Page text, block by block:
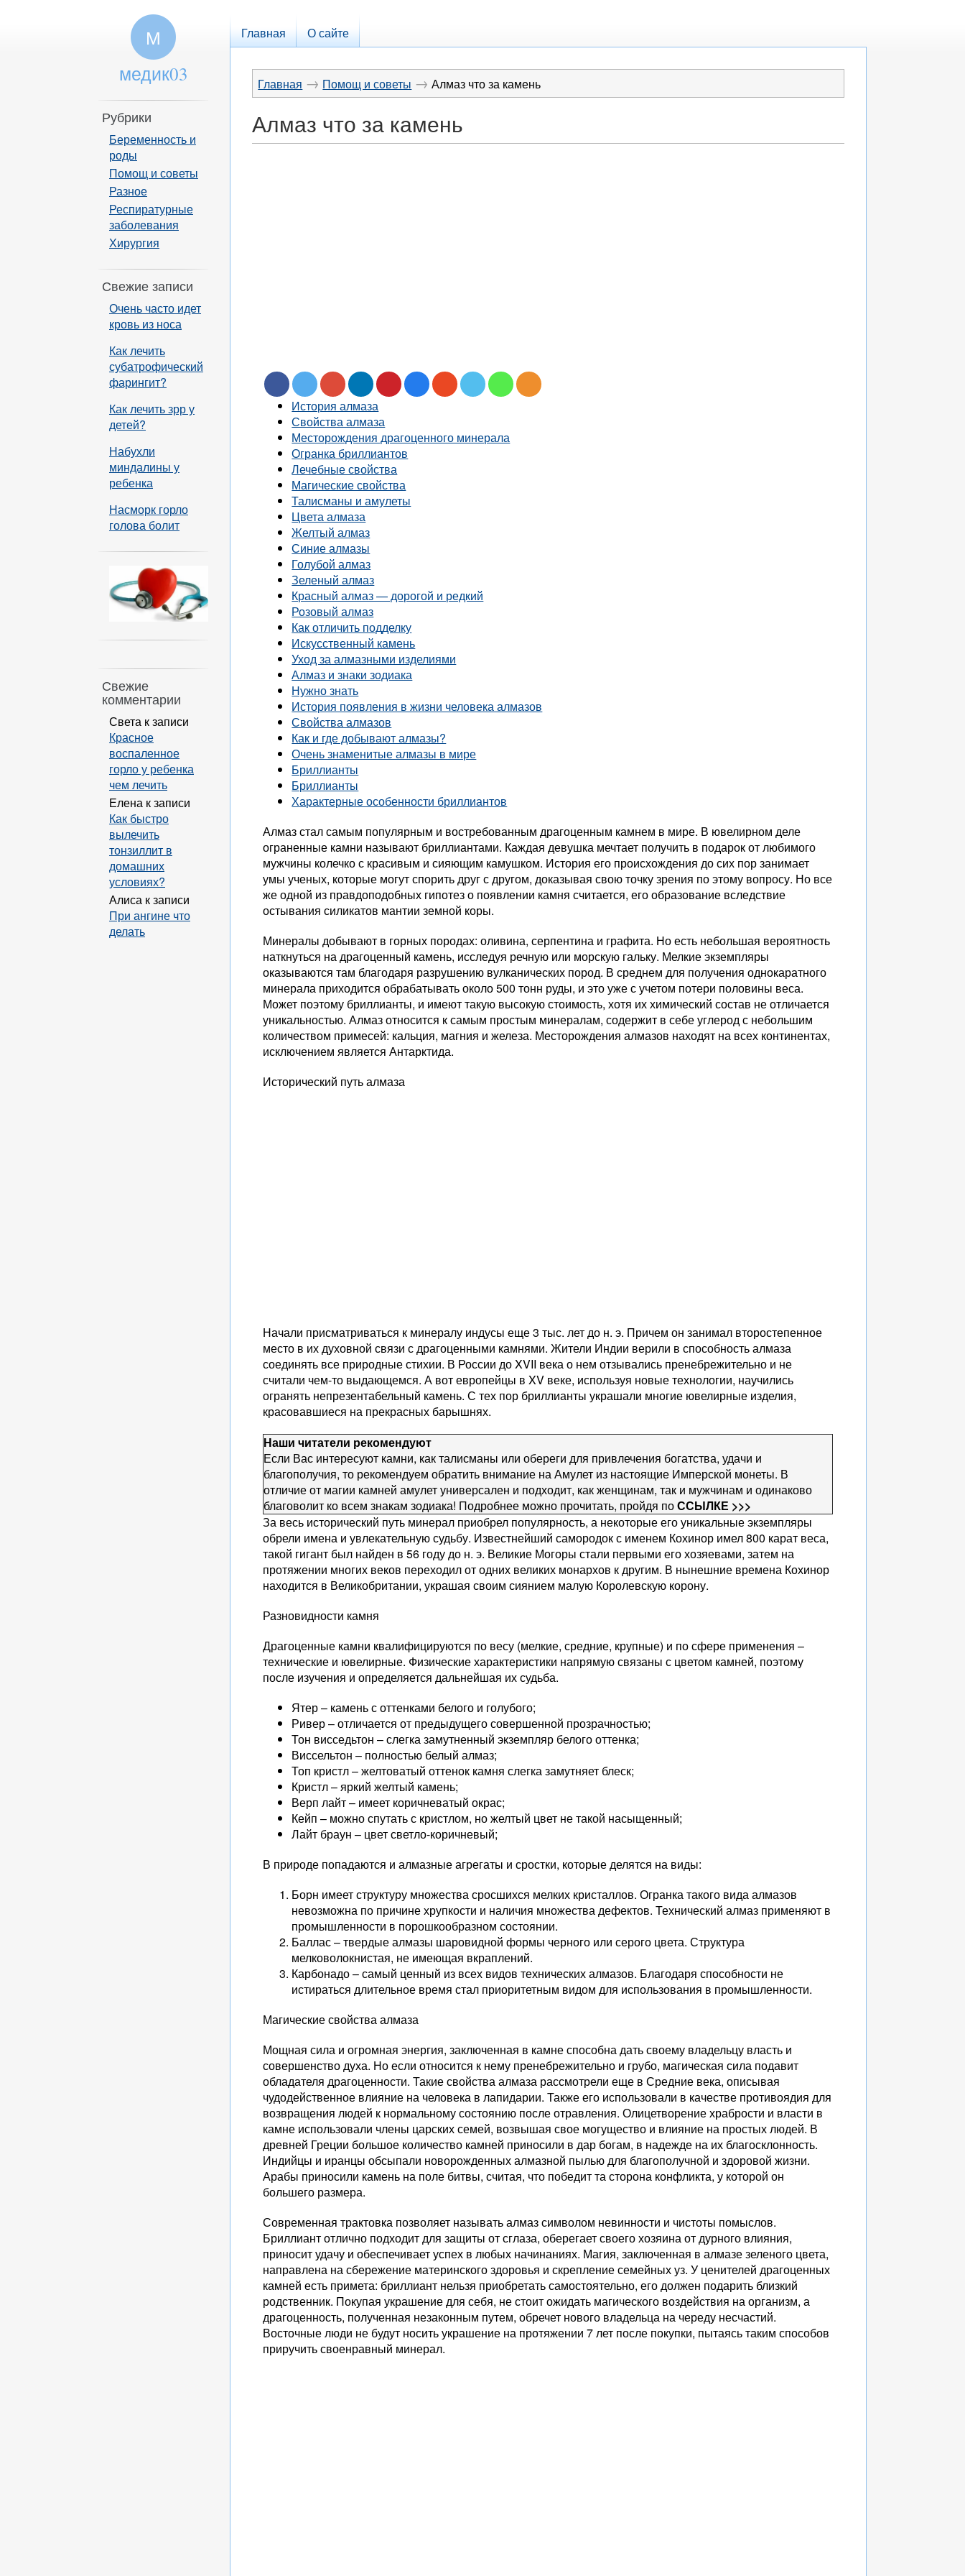
Главная О сайте
Главная → Помощ и советы → Алмаз что за камень
Алмаз что за камень
История алмаза
Свойства алмаза
Месторождения драгоценного минерала
Огранка бриллиантов
Лечебные свойства
Магические свойства
Талисманы и амулеты
Цвета алмаза
Желтый алмаз
Синие алмазы
Голубой алмаз
Зеленый алмаз
Красный алмаз — дорогой и редкий
Розовый алмаз
Как отличить подделку
Искусственный камень
Уход за алмазными изделиями
Алмаз и знаки зодиака
Нужно знать
История появления в жизни человека алмазов
Свойства алмазов
Как и где добывают алмазы?
Очень знаменитые алмазы в мире
Бриллианты
Бриллианты
Характерные особенности бриллиантов
Алмаз стал самым популярным и востребованным драгоценным камнем в мире. В ювелирном деле
ограненные камни называют бриллиантами. Каждая девушка мечтает получить в подарок от любимого
мужчины колечко с красивым и сияющим камушком. История его происхождения до сих пор занимает
умы ученых, которые могут спорить друг с другом, доказывая свою точку зрения по этому вопросу. Но все
же одной из правдоподобных гипотез о появлении камня считается, его образование вследствие
остывания силикатов мантии земной коры.
Минералы добывают в горных породах: оливина, серпентина и графита. Но есть небольшая вероятность
наткнуться на драгоценный камень, исследуя речную или морскую гальку. Мелкие экземпляры
оказываются там благодаря разрушению вулканических пород. В среднем для получения однокаратного
минерала приходится обрабатывать около 500 тонн руды, и это уже с учетом потери половины веса.
Может поэтому бриллианты, и имеют такую высокую стоимость, хотя их химический состав не отличается
уникальностью. Алмаз относится к самым простым минералам, содержит в себе углерод с небольшим
количеством примесей: кальция, магния и железа. Месторождения алмазов находят на всех континентах,
исключением является Антарктида.
Исторический путь алмаза
Начали присматриваться к минералу индусы еще 3 тыс. лет до н. э. Причем он занимал второстепенное
место в их духовной связи с драгоценными камнями. Жители Индии верили в способность алмаза
соединять все природные стихии. В России до XVII века о нем отзывались пренебрежительно и не
считали чем-то выдающемся. А вот европейцы в XV веке, используя новые технологии, научились
огранять непрезентабельный камень. С тех пор бриллианты украшали многие ювелирные изделия,
красовавшиеся на прекрасных барышнях.
Наши читатели рекомендуют
Если Вас интересуют камни, как талисманы или обереги для привлечения богатства, удачи и
благополучия, то рекомендуем обратить внимание на Амулет из настоящие Имперской монеты. В
отличие от магии камней амулет универсален и подходит, как женщинам, так и мужчинам и одинаково
благоволит ко всем знакам зодиака! Подробнее можно прочитать, пройдя поССЫЛКЕ >>>
За весь исторический путь минерал приобрел популярность, а некоторые его уникальные экземпляры
обрели имена и увлекательную судьбу. Известнейший самородок с именем Кохинор имел 800 карат веса,
такой гигант был найден в 56 году до н. э. Великие Могоры стали первыми его хозяевами, затем на
протяжении многих веков переходил от одних великих монархов к другим. В нынешние времена Кохинор
находится в Великобритании, украшая своим сиянием малую Королевскую корону.
Разновидности камня
Драгоценные камни квалифицируются по весу (мелкие, средние, крупные) и по сфере применения –
технические и ювелирные. Физические характеристики напрямую связаны с цветом камней, поэтому
после изучения и определяется дальнейшая их судьба.
Ятер – камень с оттенками белого и голубого;
Ривер – отличается от предыдущего совершенной прозрачностью;
Тон висседьтон – слегка замутненный экземпляр белого оттенка;
Виссельтон – полностью белый алмаз;
Топ кристл – желтоватый оттенок камня слегка замутняет блеск;
Кристл – яркий желтый камень;
Верп лайт – имеет коричневатый окрас;
Кейп – можно спутать с кристлом, но желтый цвет не такой насыщенный;
Лайт браун – цвет светло-коричневый;
В природе попадаются и алмазные агрегаты и сростки, которые делятся на виды:
Борн имеет структуру множества сросшихся мелких кристаллов. Огранка такого вида алмазов
невозможна по причине хрупкости и наличия множества дефектов. Технический алмаз применяют в
промышленности в порошкообразном состоянии.
Баллас – твердые алмазы шаровидной формы черного или серого цвета. Структура
мелковолокнистая, не имеющая вкраплений.
Карбонадо – самый ценный из всех видов технических алмазов. Благодаря способности не
истираться длительное время стал приоритетным видом для использования в промышленности.
Магические свойства алмаза
Мощная сила и огромная энергия, заключенная в камне способна дать своему владельцу власть и
совершенство духа. Но если относится к нему пренебрежительно и грубо, магическая сила подавит
обладателя драгоценности. Такие свойства алмаза рассмотрели еще в Средние века, описывая
чудодейственное влияние на человека в лапидарии. Также его использовали в качестве противоядия для
возвращения людей к нормальному состоянию после отравления. Олицетворение храбрости и власти в
камне использовали члены царских семей, возвышая свое могущество и влияние на простых людей. В
древней Греции большое количество камней приносили в дар богам, в надежде на их благосклонность.
Индийцы и иранцы обсыпали новорожденных алмазной пылью для благополучной и здоровой жизни.
Арабы приносили камень на поле битвы, считая, что победит та сторона конфликта, у которой он
большего размера.
Современная трактовка позволяет называть алмаз символом невинности и чистоты помыслов.
Бриллиант отлично подходит для защиты от сглаза, оберегает своего хозяина от дурного влияния,
приносит удачу и обеспечивает успех в любых начинаниях. Магия, заключенная в алмазе зеленого цвета,
направлена на сбережение материнского здоровья и скрепление семейных уз. У ценителей драгоценных
камней есть примета: бриллиант нельзя приобретать самостоятельно, его должен подарить близкий
родственник. Покупая украшение для себя, не стоит ожидать магического воздействия на организм, а
драгоценность, полученная незаконным путем, обречет нового владельца на череду несчастий.
Восточные люди не будут носить украшение на протяжении 7 лет после покупки, пытаясь таким способов
приручить своенравный минерал.
М
медик03
Рубрики
Беременность и
роды
Помощ и советы
Разное
Респиратурные
заболевания
Хирургия
Свежие записи
Очень часто идет
кровь из носа
Как лечить
субатрофический
фарингит?
Как лечить зрр у
детей?
Набухли
миндалины у
ребенка
Насморк горло
голова болит
Свежие
комментарии
Света к записи
Красное
воспаленное
горло у ребенка
чем лечить
Елена к записи
Как быстро
вылечить
тонзиллит в
домашних
условиях?
Алиса к записи
При ангине что
делать